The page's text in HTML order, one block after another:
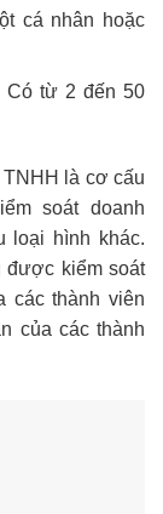
cá nhân hoặc
Có từ 2 đến 50
là cơ cấu
soát doanh
loại hình khác.
được kiểm soát
các thành viên
của các thành